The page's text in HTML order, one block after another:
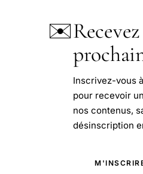
✉️
Inscrivez-vous
pour recevoir
nos contenus,
désinscription